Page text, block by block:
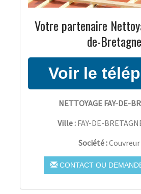
Votre partenaire
de-Bretagne
NETTOYAGE FAY-DE-
Ville : FAY-DE-
Société :
CONTACT OU